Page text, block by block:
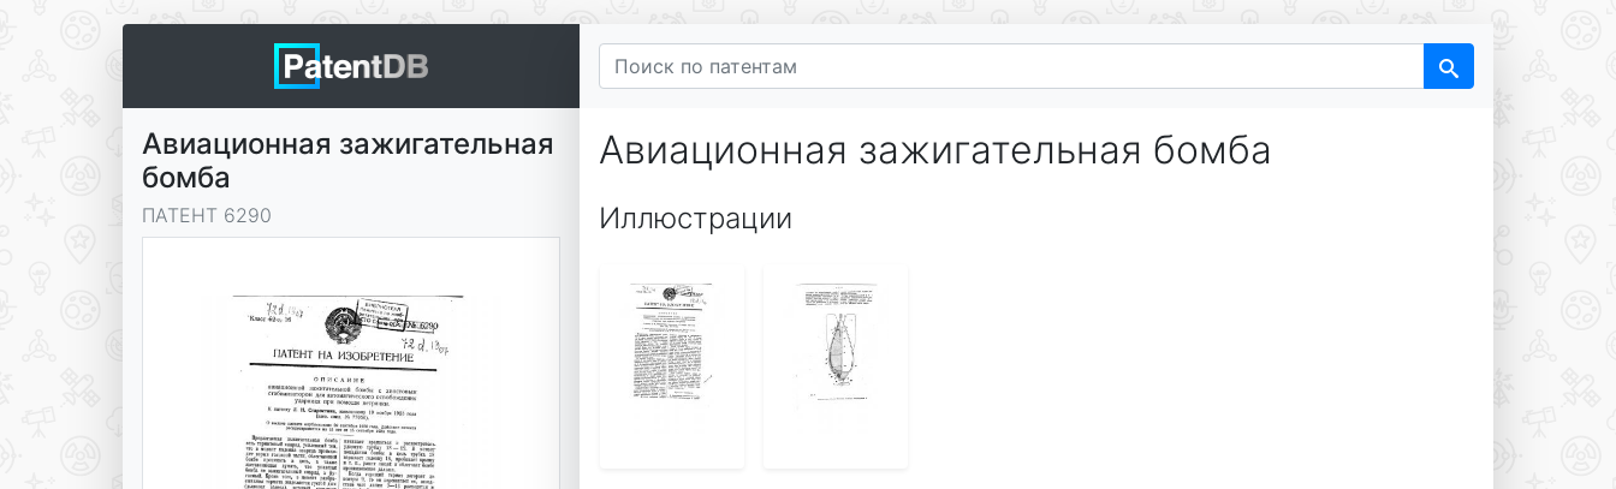
Авиационная зажигательная
бомба
ПАТЕНТ 6290
Авиационная зажигательная бомба
Иллюстрации